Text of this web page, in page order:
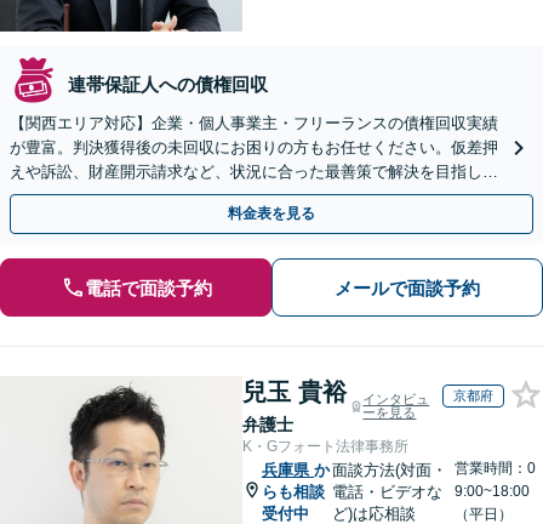
連帯保証人への債権回収
【関西エリア対応】企業・個人事業主・フリーランスの債権回収実績
が豊富。判決獲得後の未回収にお困りの方もお任せください。仮差押
えや訴訟、財産開示請求など、状況に合った最善策で解決を目指しま
す【夜間面談可】
料金表を見る
電話で面談予約 メールで面談予約
兒玉 貴裕
弁護士
インタビュ
ーを見る
京都府
K・Gフォート法律事務所
兵庫県 か
らも相談
受付中
面談方法(対面・
電話・ビデオな
ど)は応相談
営業時間：0
9:00~18:00
（平日）